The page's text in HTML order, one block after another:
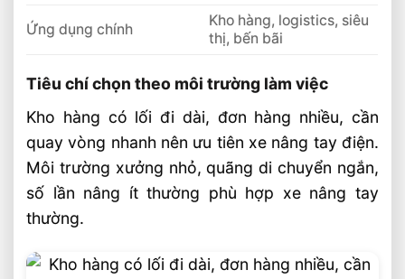
Ứng dụng chính
Kho hàng, logistics, siêu
thị, bến bãi
Tiêu chí chọn theo môi trường làm việc
Kho hàng có lối đi dài, đơn hàng nhiều, cần
quay vòng nhanh nên ưu tiên xe nâng tay điện.
Môi trường xưởng nhỏ, quãng di chuyển ngắn,
số lần nâng ít thường phù hợp xe nâng tay
thường.